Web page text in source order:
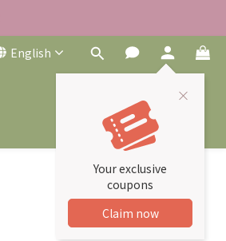
English
Your exclusive
coupons
Claim now